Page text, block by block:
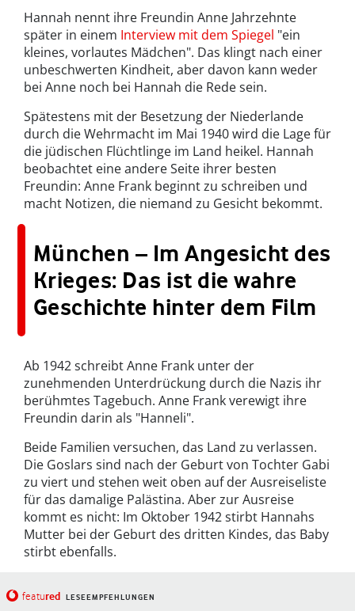
Hannah nennt ihre Freundin Anne Jahrzehnte
später in einem Interview mit dem Spiegel "ein
kleines, vorlautes Mädchen". Das klingt nach einer
unbeschwerten Kindheit, aber davon kann weder
bei Anne noch bei Hannah die Rede sein.
Spätestens mit der Besetzung der Niederlande
durch die Wehrmacht im Mai 1940 wird die Lage für
die jüdischen Flüchtlinge im Land heikel. Hannah
beobachtet eine andere Seite ihrer besten
Freundin: Anne Frank beginnt zu schreiben und
macht Notizen, die niemand zu Gesicht bekommt.
München – Im Angesicht des
Krieges: Das ist die wahre
Geschichte hinter dem Film
Ab 1942 schreibt Anne Frank unter der
zunehmenden Unterdrückung durch die Nazis ihr
berühmtes Tagebuch. Anne Frank verewigt ihre
Freundin darin als "Hanneli".
Beide Familien versuchen, das Land zu verlassen.
Die Goslars sind nach der Geburt von Tochter Gabi
zu viert und stehen weit oben auf der Ausreiseliste
für das damalige Palästina. Aber zur Ausreise
kommt es nicht: Im Oktober 1942 stirbt Hannahs
Mutter bei der Geburt des dritten Kindes, das Baby
stirbt ebenfalls.
featured LESEEMPFEHLUNGEN